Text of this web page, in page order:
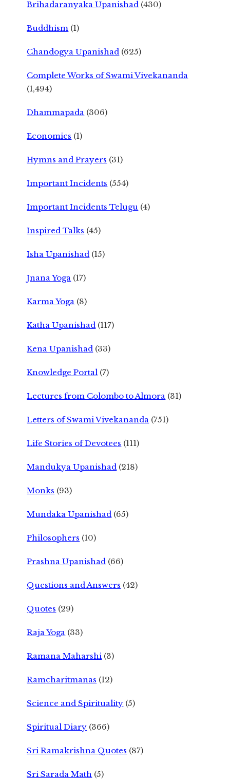
Brihadaranyaka Upanishad (430)
Buddhism (1)
Chandogya Upanishad (625)
Complete Works of Swami Vivekananda
(1,494)
Dhammapada (306)
Economics (1)
Hymns and Prayers (31)
Important Incidents (554)
Important Incidents Telugu (4)
Inspired Talks (45)
Isha Upanishad (15)
Jnana Yoga (17)
Karma Yoga (8)
Katha Upanishad (117)
Kena Upanishad (33)
Knowledge Portal (7)
Lectures from Colombo to Almora (31)
Letters of Swami Vivekananda (751)
Life Stories of Devotees (111)
Mandukya Upanishad (218)
Monks (93)
Mundaka Upanishad (65)
Philosophers (10)
Prashna Upanishad (66)
Questions and Answers (42)
Quotes (29)
Raja Yoga (33)
Ramana Maharshi (3)
Ramcharitmanas (12)
Science and Spirituality (5)
Spiritual Diary (366)
Sri Ramakrishna Quotes (87)
Sri Sarada Math (5)